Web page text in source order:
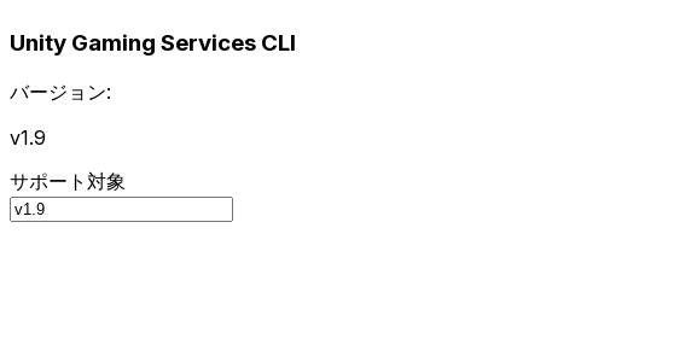
Unity Gaming Services CLI
バージョン:
v1.9
サポート対象